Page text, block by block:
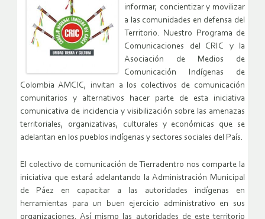
informar, concientizar y movilizar
a las comunidades en defensa del
Territorio. Nuestro Programa de
Comunicaciones del CRIC y la
Asociación de Medios de
Comunicación Indígenas de
Colombia AMCIC, invitan a los colectivos de comunicación
comunitarios y alternativos hacer parte de esta iniciativa
comunicativa de incidencia y visibilización sobre las amenazas
territoriales, organizativas, culturales y económicas que se
adelantan en los pueblos indígenas y sectores sociales del País.
El colectivo de comunicación de Tierradentro nos comparte la
iniciativa que estará adelantando la Administración Municipal
de Páez en capacitar a las autoridades indígenas en
herramientas para un buen ejercicio administrativo en sus
organizaciones. Así mismo las autoridades de este territorio